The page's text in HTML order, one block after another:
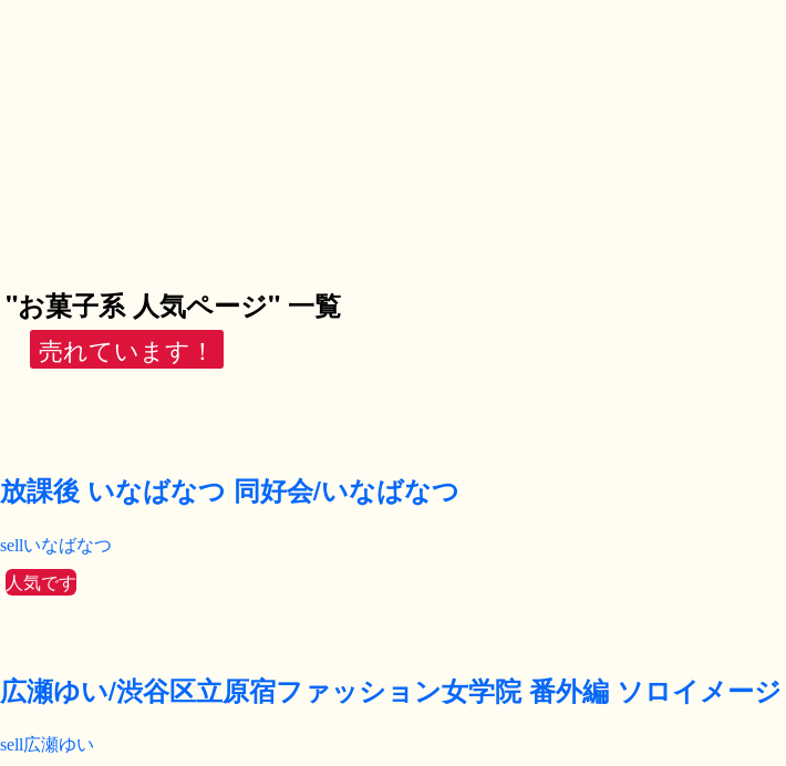
"お菓子系 人気ページ" 一覧
売れています！
放課後 いなばなつ 同好会/いなばなつ
いなばなつ
人気です
広瀬ゆい/渋谷区立原宿ファッション女学院 番外編 ソロイメージ
広瀬ゆい